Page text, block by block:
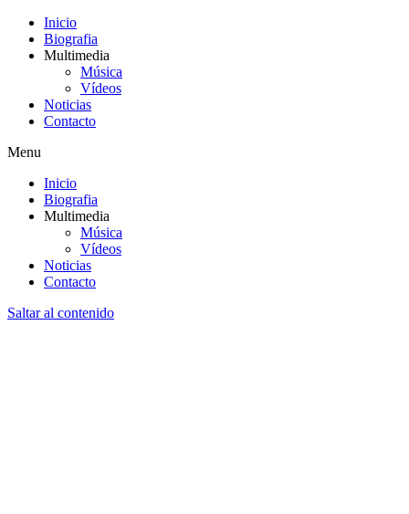
Inicio
Biografia
Multimedia
Música
Vídeos
Noticias
Contacto
Menu
Inicio
Biografia
Multimedia
Música
Vídeos
Noticias
Contacto
Saltar al contenido